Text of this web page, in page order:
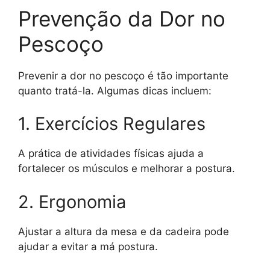
Prevenção da Dor no
Pescoço
Prevenir a dor no pescoço é tão importante
quanto tratá-la. Algumas dicas incluem:
1. Exercícios Regulares
A prática de atividades físicas ajuda a
fortalecer os músculos e melhorar a postura.
2. Ergonomia
Ajustar a altura da mesa e da cadeira pode
ajudar a evitar a má postura.